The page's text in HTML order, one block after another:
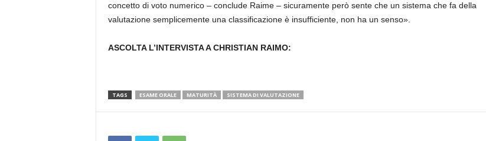
concetto di voto numerico – conclude Raime – sicuramente però sente che un sistema che fa della
valutazione semplicemente una classificazione è insufficiente, non ha un senso».
ASCOLTA L’INTERVISTA A CHRISTIAN RAIMO:
TAGS ESAME ORALE MATURITÀ SISTEMA DI VALUTAZIONE